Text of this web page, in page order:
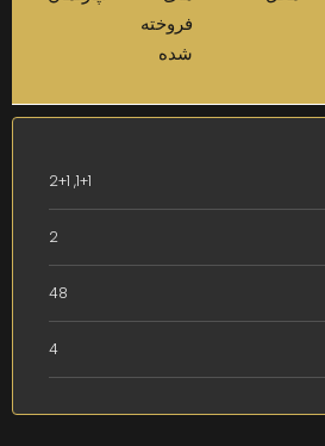
فروخته
شده
1+1, 2+1
2
48
4